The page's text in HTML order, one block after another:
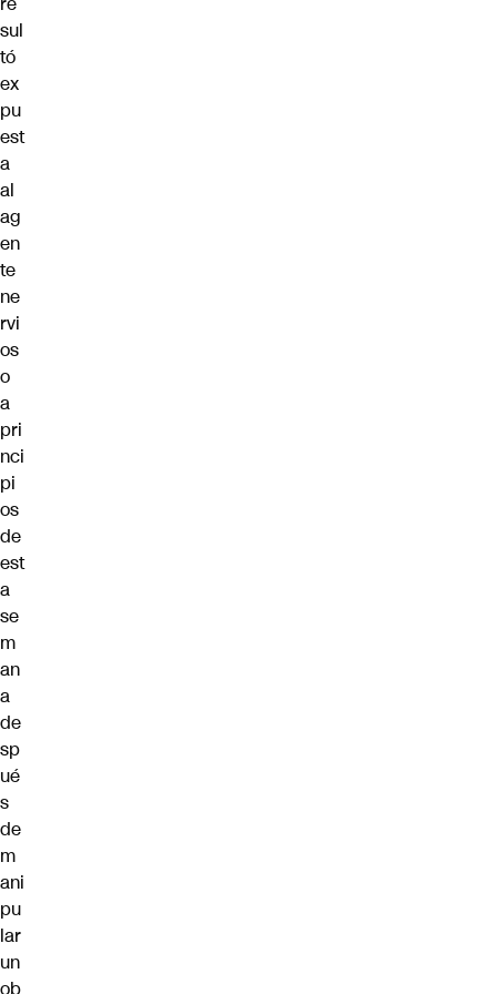
sul
tó
ex
pu
est
a
al
ag
en
te
ne
rvi
os
o
a
pri
nci
pi
os
de
est
a
se
m
an
a
de
sp
ué
s
de
m
ani
pu
lar
un
ob